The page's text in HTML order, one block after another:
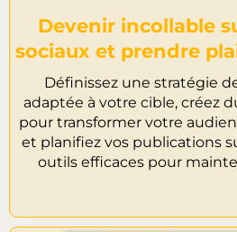
Devenir incollable
sociaux et prendre
Définissez une stratégie
adaptée à votre cible, créez
pour transformer votre
et planifiez vos publications
outils efficaces pour